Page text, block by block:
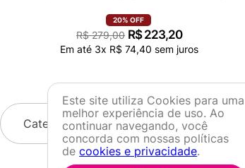
20% OFF
R$ 279,00 R$ 223,20
Em até 3x R$ 74,40 sem juros
Avaliações
Este site utiliza Cookies para uma
melhor experiência de uso. Ao
continuar navegando, você
concorda com nossas políticas
decookies e privacidade.